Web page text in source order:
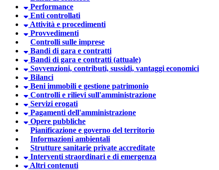
Performance
Enti controllati
Attività e procedimenti
Provvedimenti
Controlli sulle imprese
Bandi di gara e contratti
Bandi di gara e contratti (attuale)
Sovvenzioni, contributi, sussidi, vantaggi economici
Bilanci
Beni immobili e gestione patrimonio
Controlli e rilievi sull'amministrazione
Servizi erogati
Pagamenti dell'amministrazione
Opere pubbliche
Pianificazione e governo del territorio
Informazioni ambientali
Strutture sanitarie private accreditate
Interventi straordinari e di emergenza
Altri contenuti